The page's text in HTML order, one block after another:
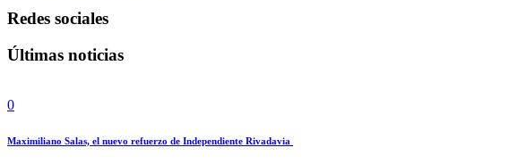
Redes sociales
Últimas noticias
0
Maximiliano Salas, el nuevo refuerzo de Independiente Rivadavia